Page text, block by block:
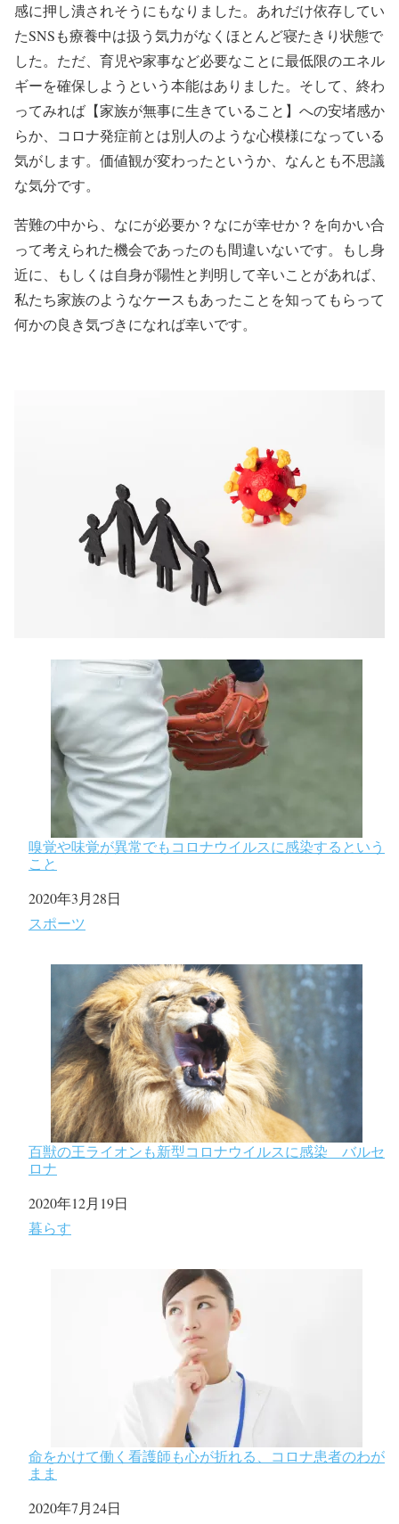
感に押し潰されそうにもなりました。あれだけ依存してい
たSNSも療養中は扱う気力がなくほとんど寝たきり状態で
した。ただ、育児や家事など必要なことに最低限のエネル
ギーを確保しようという本能はありました。そして、終わ
ってみれば【家族が無事に生きていること】への安堵感か
らか、コロナ発症前とは別人のような心模様になっている
気がします。価値観が変わったというか、なんとも不思議
な気分です。
苦難の中から、なにが必要か？なにが幸せか？を向かい合
って考えられた機会であったのも間違いないです。もし身
近に、もしくは自身が陽性と判明して辛いことがあれば、
私たち家族のようなケースもあったことを知ってもらって
何かの良き気づきになれば幸いです。
嗅覚や味覚が異常でもコロナウイルスに感染するという
こと
日付
2020年3月28日
関連理由
スポーツ
百獣の王ライオンも新型コロナウイルスに感染 バルセ
ロナ
日付
2020年12月19日
関連理由
暮らす
命をかけて働く看護師も心が折れる、コロナ患者のわが
まま
日付
2020年7月24日